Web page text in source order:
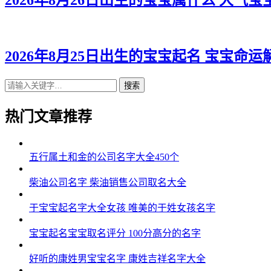
2026年8月25日出生的宝宝起名 宝宝命运
搜索
热门文章推荐
五行属土和金的公司名字大全450个
柴油公司名字 柴油销售公司取名大全
于宝宝起名字大全女孩 唯美的于姓女孩名字
宝宝起名宝宝取名评分 100分高分的名字
好听的康姓男宝宝名字 康姓吉祥名字大全